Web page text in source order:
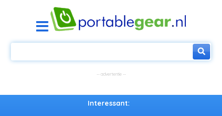
Interessant: